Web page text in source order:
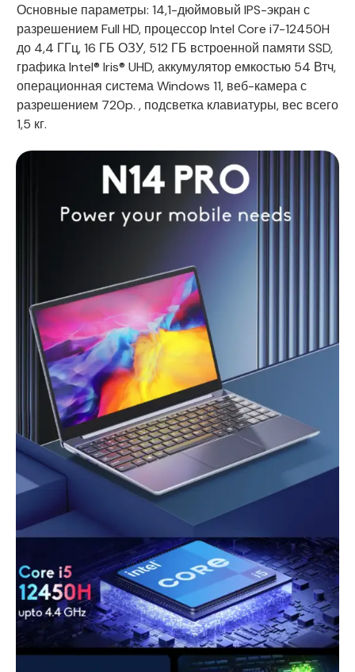
Основные параметры: 14,1-дюймовый IPS-экран с
разрешением Full HD, процессор Intel Core i7-12450H
до 4,4 ГГц, 16 ГБ ОЗУ, 512 ГБ встроенной памяти SSD,
графика Intel® Iris® UHD, аккумулятор емкостью 54 Втч,
операционная система Windows 11, веб-камера с
разрешением 720p. , подсветка клавиатуры, вес всего
1,5 кг.